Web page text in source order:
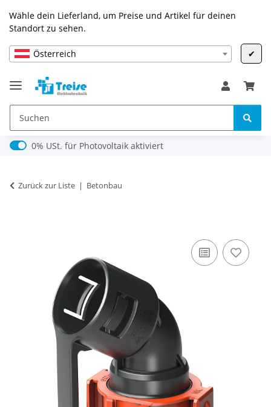
Wähle dein Lieferland, um Preise und Artikel für deinen
Standort zu sehen.
Österreich ✔
0% USt. für Photovoltaik (§ 12 Abs. 3 UStG)
0% USt. für Photovoltaik aktiviert
Zurück zur Liste Betonbau